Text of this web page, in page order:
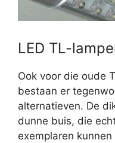
LED TL-
Ook voor die oude
bestaan er
alternatieven. De
dunne buis, die
exemplaren